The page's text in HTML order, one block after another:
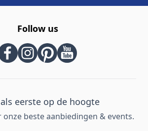
Follow us
eerste op de hoogte
beste aanbiedingen & events.